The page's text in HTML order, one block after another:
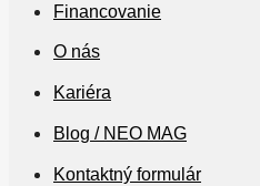
Financovanie
O nás
Kariéra
Blog / NEO MAG
Kontaktný formulár